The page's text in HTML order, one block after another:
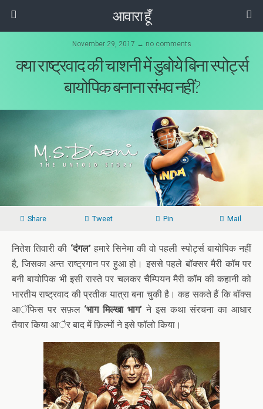
आवारा हूँ
November 29, 2017 ↔ no comments
क्या राष्ट्रवाद की चाशनी में डुबोये बिना स्पोर्ट्स
बायोपिक बनाना संभव नहीं?
Share Tweet Pin Mail
नितेश तिवारी की ‘दंगल’हमारे सिनेमा की वो पहली स्पोर्ट्स बायोपिक नहीं
है, जिसका अन्त राष्ट्रगान पर हुआ हो। इससे पहले बॉक्सर मैरी कॉम पर
बनी बायोपिक भी इसी रास्ते पर चलकर चैम्पियन मैरी कॉम की कहानी को
भारतीय राष्ट्रवाद की प्रतीक यात्रा बना चुकी है। कह सकते हैं कि बॉक्स
आॅफिस पर सफ़ल‘भाग मिल्खा भाग’ ने इस कथा संरचना का आधार
तैयार किया आैर बाद में फ़िल्मों ने इसे फॉलो किया।